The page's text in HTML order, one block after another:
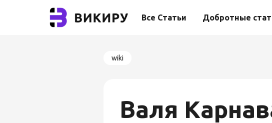
Все Статьи Добротные
wiki
Валя